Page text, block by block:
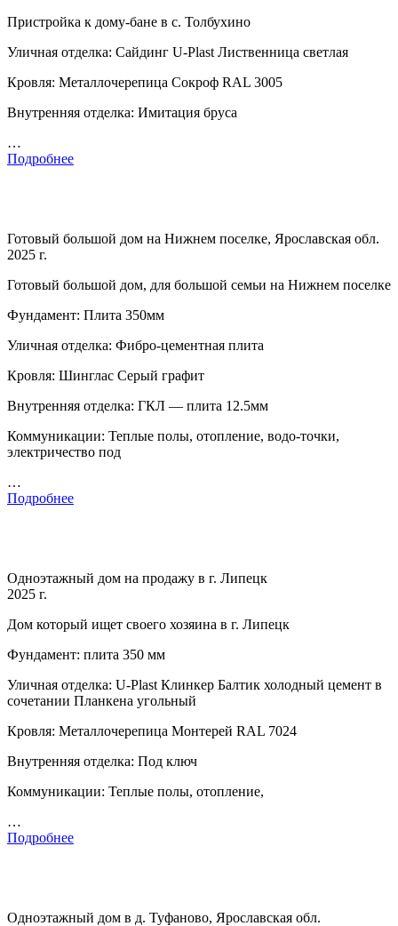
Пристройка к дому-бане в с. Толбухино
Уличная отделка: Сайдинг U-Plast Лиственница светлая
Кровля: Металлочерепица Сокроф RAL 3005
Внутренняя отделка: Имитация бруса
…
Подробнее
Готовый большой дом на Нижнем поселке, Ярославская обл.
2025 г.
Готовый большой дом, для большой семьи на Нижнем поселке
Фундамент: Плита 350мм
Уличная отделка: Фибро-цементная плита
Кровля: Шинглас Серый графит
Внутренняя отделка: ГКЛ — плита 12.5мм
Коммуникации: Теплые полы, отопление, водо-точки,
электричество под
…
Подробнее
Одноэтажный дом на продажу в г. Липецк
2025 г.
Дом который ищет своего хозяина в г. Липецк
Фундамент: плита 350 мм
Уличная отделка: U-Plast Клинкер Балтик холодный цемент в
сочетании Планкена угольный
Кровля: Металлочерепица Монтерей RAL 7024
Внутренняя отделка: Под ключ
Коммуникации: Теплые полы, отопление,
…
Подробнее
Одноэтажный дом в д. Туфаново, Ярославская обл.